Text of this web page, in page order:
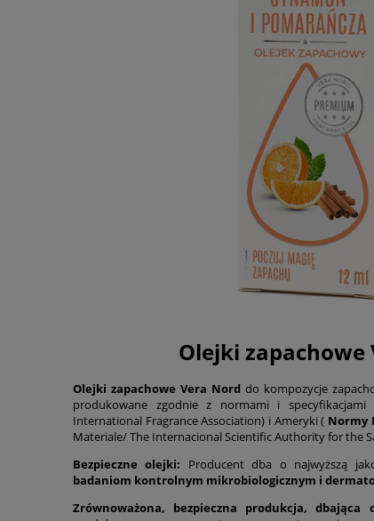
Olejki zapachowe
Olejki zapachowe Vera Nord do kompozycje
produkowane zgodnie z normami i
International Fragrance Association) i Ameryki ( Normy
Materiale/ The Internacional Scientific Authority for the
Bezpieczne olejki: Producent dba o najwyższą
badaniom kontrolnym mikrobiologicznym i
Zrównoważona, bezpieczna produkcja, dbająca